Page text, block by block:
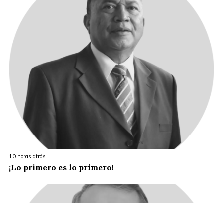
10 horas atrás
¡Lo primero es lo primero!